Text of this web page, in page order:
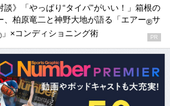
談》「やっぱり“タイパ”がいい！」箱根の
、柏原竜二と神野大地が語る「エアー®サ
」×コンディショニング術 PR